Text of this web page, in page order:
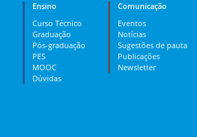
Ensino
Curso Técnico
Graduação
Pós-graduação
PES
MOOC
Dúvidas
Comunicação
Eventos
Notícias
Sugestões de pauta
Publicações
Newsletter